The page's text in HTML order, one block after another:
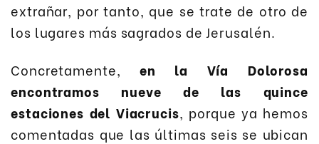
extrañar, por tanto, que se trate de otro de
los lugares más sagrados de Jerusalén.
Concretamente,en la Vía Dolorosa
encontramos nueve de las quince
estaciones del Viacrucis, porque ya hemos
comentadas que las últimas seis se ubican